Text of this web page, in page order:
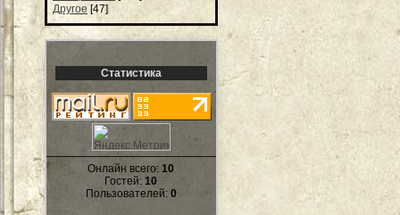
Другое [47]
Статистика
Онлайн всего:10
Гостей:10
Пользователей: 0